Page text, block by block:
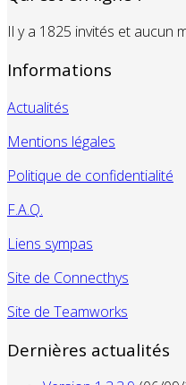
Il y a 1825 invités et aucun
Informations
Actualités
Mentions légales
Politique de confidentialité
F.A.Q.
Liens sympas
Site de Connecthys
Site de Teamworks
Dernières actualités